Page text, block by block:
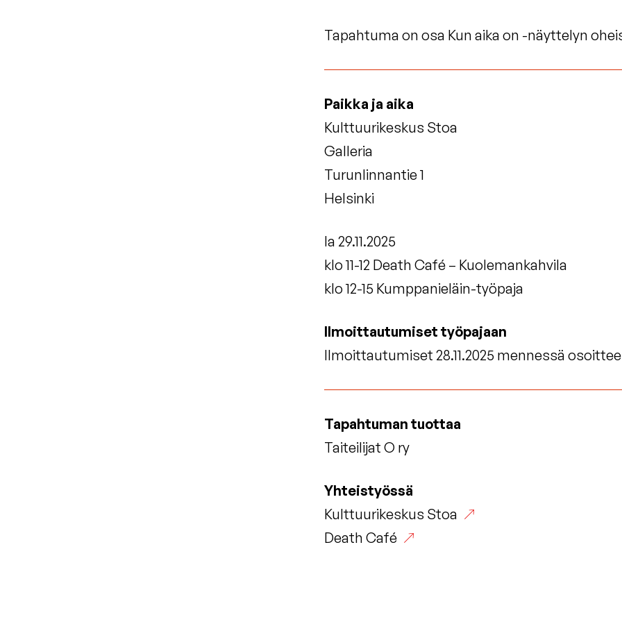
Tapahtuma on osa Kun aika on -näyttelyn
Paikka ja aika
Kulttuurikeskus Stoa
Galleria
Turunlinnantie 1
Helsinki
la 29.11.2025
klo 11-12 Death Café – Kuolemankahvila
klo 12-15 Kumppanieläin-työpaja
Ilmoittautumiset työpajaan
Ilmoittautumiset 28.11.2025 mennessä
Tapahtuman tuottaa
Taiteilijat O ry
Yhteistyössä
Kulttuurikeskus Stoa
Death Café